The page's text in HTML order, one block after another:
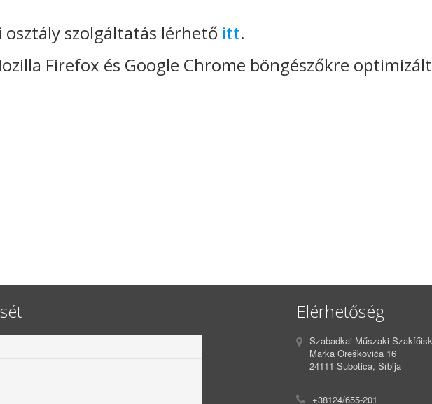
osztály szolgáltatás lérhető itt.
Firefox és Google Chrome böngészőkre optimizált
Elérhetőség
Szabadkai Műszaki
Marka Oreškoviċa 16
24111 Subotica, Srbija
+38124/655-201